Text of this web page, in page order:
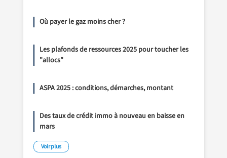
Où payer le gaz moins cher ?
Les plafonds de ressources 2025 pour toucher les
"allocs"
ASPA 2025 : conditions, démarches, montant
Des taux de crédit immo à nouveau en baisse en
mars
Voir plus